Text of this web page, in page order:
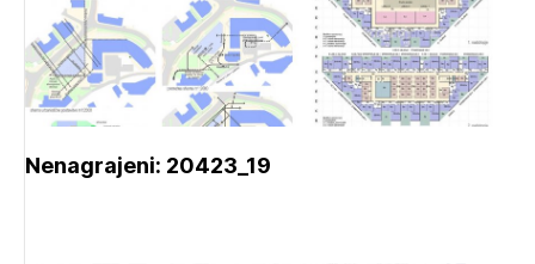
Nenagrajeni: 20423_19